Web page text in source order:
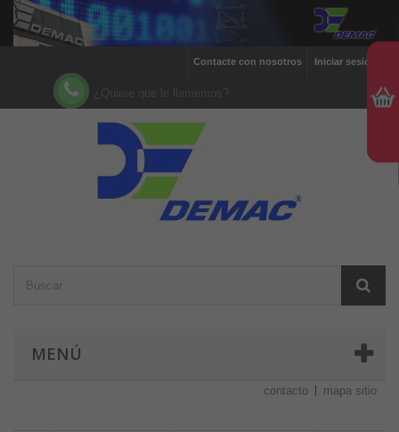
Iniciar sesión
Contacte con nosotros
MENÚ
contacto mapa sitio